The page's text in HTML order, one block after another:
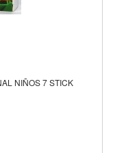
NIÑOS 7 STICK